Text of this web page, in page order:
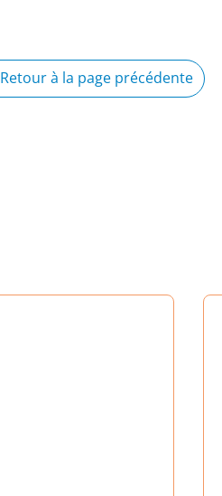
Retour à la page précédente